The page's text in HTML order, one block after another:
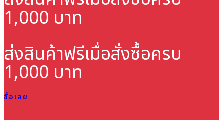
1,000 บาท
ส่งสินค้าฟรีเมื่อสั่งซื้อครบ
1,000 บาท
ซื้อเลย